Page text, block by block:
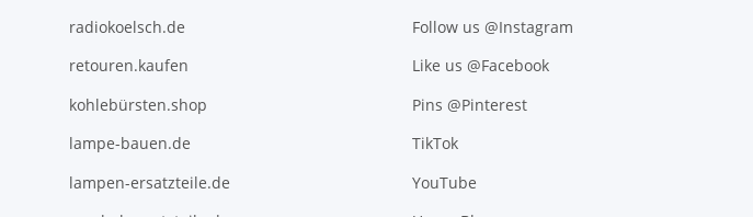
radiokoelsch.de
retouren.kaufen
kohlebürsten.shop
lampe-bauen.de
lampen-ersatzteile.de
Follow us @Instagram
Like us @Facebook
Pins @Pinterest
TikTok
YouTube